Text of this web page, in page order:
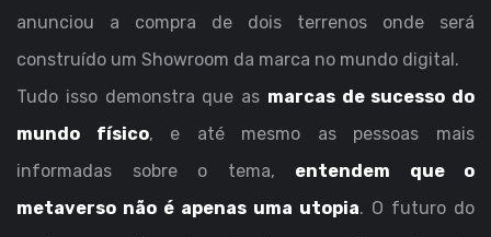
anunciou a compra de dois terrenos onde será
construído um Showroom da marca no mundo digital.
Tudo isso demonstra que as marcas de sucesso do
mundo físico, e até mesmo as pessoas mais
informadas sobre o tema, entendem que o
metaverso não é apenas uma utopia. O futuro do